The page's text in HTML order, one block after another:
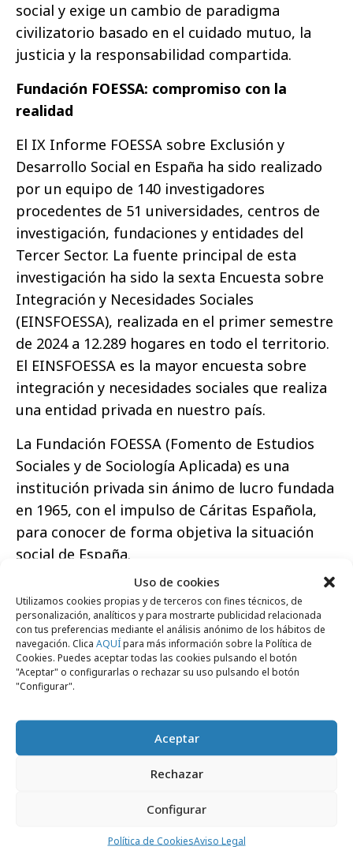
Uso de cookies
Utilizamos cookies propias y de terceros con fines técnicos, de
personalización, analíticos y para mostrarte publicidad relacionada
con tus preferencias mediante el análisis anónimo de los hábitos de
navegación. Clica AQUÍpara más información sobre la Política de
Cookies. Puedes aceptar todas las cookies pulsando el botón
"Aceptar" o configurarlas o rechazar su uso pulsando el botón
"Configurar".
Aceptar
Rechazar
Configurar
Política de CookiesAviso Legal
social y exige un cambio de paradigma
civilizatorio basado en el cuidado mutuo, la
justicia y la responsabilidad compartida.
Fundación FOESSA: compromiso con la
realidad
El IX Informe FOESSA sobre Exclusión y
Desarrollo Social en España ha sido realizado
por un equipo de 140 investigadores
procedentes de 51 universidades, centros de
investigación, fundaciones y entidades del
Tercer Sector. La fuente principal de esta
investigación ha sido la sexta Encuesta sobre
Integración y Necesidades Sociales
(EINSFOESSA), realizada en el primer semestre
de 2024 a 12.289 hogares en todo el territorio.
El EINSFOESSA es la mayor encuesta sobre
integración y necesidades sociales que realiza
una entidad privada en nuestro país.
La Fundación FOESSA (Fomento de Estudios
Sociales y de Sociología Aplicada) es una
institución privada sin ánimo de lucro fundada
en 1965, con el impulso de Cáritas Española,
para conocer de forma objetiva la situación
social de España.
A través de sus informes, FOESSA ha sido
pionera en afinar métodos de investigación
empírica que permiten comprender mejor los
procesos estructurales que provocan la
exclusión social. Su trabajo es posible gracias
a la colaboración de medio centenar de
universidades, centros de investigación,
organizaciones sociales y expertos
independientes, con un objetivo claro:
social justo y sostenible.
Carmela Produce, productora especializada